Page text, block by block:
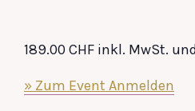
189.00 CHF inkl. MwSt.
» Zum Event Anmelden